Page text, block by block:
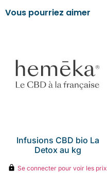
Vous pourriez aimer
Infusions CBD bio La
Detox au kg
Se connecter pour voir les prix